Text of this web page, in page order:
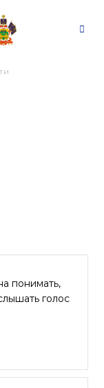
понимать,
голос